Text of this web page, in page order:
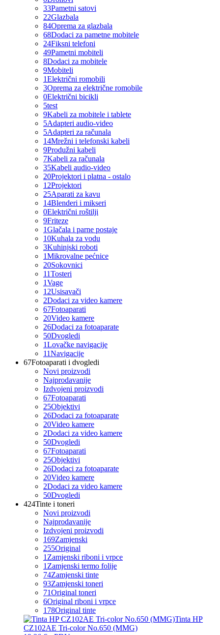
33Pametni satovi
22Glazbala
84Oprema za glazbala
68Dodaci za pametne mobitele
24Fiksni telefoni
49Pametni mobiteli
8Dodaci za mobitele
9Mobiteli
1Električni romobili
3Oprema za električne romobile
0Električni bicikli
5test
9Kabeli za mobitele i tablete
5Adapteri audio-video
5Adapteri za računala
14Mrežni i telefonski kabeli
9Produžni kabeli
7Kabeli za računala
35Kabeli audio-video
20Projektori i platna - ostalo
12Projektori
25Aparati za kavu
14Blenderi i mikseri
0Električni roštilji
9Friteze
1Glačala i parne postaje
10Kuhala za vodu
3Kuhinjski roboti
1Mikrovalne pećnice
20Sokovnici
11Tosteri
1Vage
12Usisavači
2Dodaci za video kamere
67Fotoaparati
20Video kamere
26Dodaci za fotoaparate
50Dvogledi
1Lovačke navigacije
11Navigacije
67Fotoaparati i dvogledi
Novi proizvodi
Najprodavanije
Izdvojeni proizvodi
67Fotoaparati
25Objektivi
26Dodaci za fotoaparate
20Video kamere
2Dodaci za video kamere
50Dvogledi
67Fotoaparati
25Objektivi
26Dodaci za fotoaparate
20Video kamere
2Dodaci za video kamere
50Dvogledi
424Tinte i toneri
Novi proizvodi
Najprodavanije
Izdvojeni proizvodi
169Zamjenski
255Original
1 Zamjenski riboni i vrpce
1 Zamjenski termo folije
74Zamjenski tinte
93Zamjenski toneri
71Original toneri
6Original riboni i vrpce
178Original tinte
Tinta HP
CZ102AE Tri-color No.650 (MMG)